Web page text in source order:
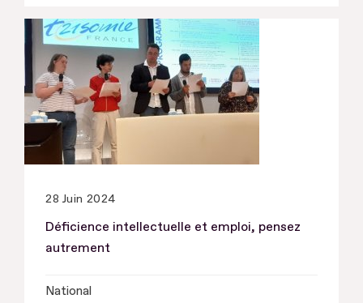
28 Juin 2024
Déficience intellectuelle et emploi, pensez
autrement
National